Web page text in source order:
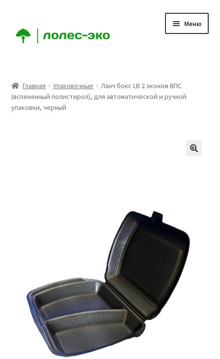
навигации
содержимому
Меню
Компания
Главная Упаковочные
Ланч бокс LB 2 эконом ВПС
(вспененный полистирол), для автоматической и ручной
упаковки, черный